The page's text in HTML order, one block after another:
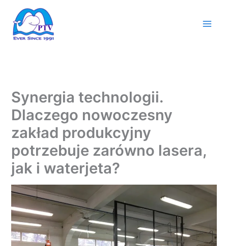
treści
Synergia technologii.
Dlaczego nowoczesny
zakład produkcyjny
potrzebuje zarówno lasera,
jak i waterjeta?